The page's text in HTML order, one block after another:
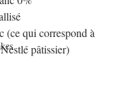
(ce qui correspond à
pâtissier)